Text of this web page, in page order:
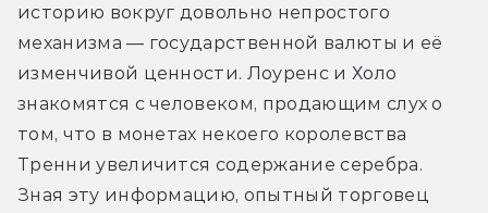
историю вокруг довольно непростого
механизма — государственной валюты и её
изменчивой ценности. Лоуренс и Холо
знакомятся с человеком, продающим слух о
том, что в монетах некоего королевства
Тренни увеличится содержание серебра.
Зная эту информацию, опытный торговец